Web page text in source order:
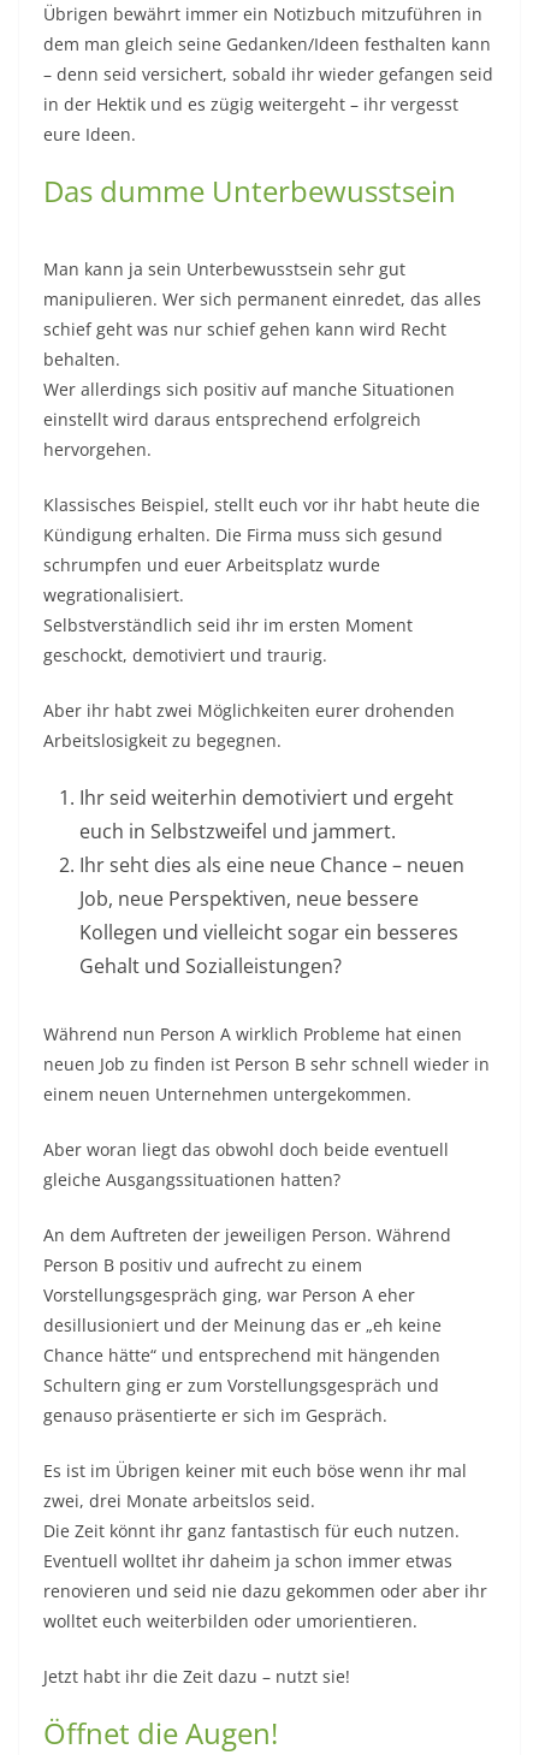
Übrigen bewährt immer ein Notizbuch mitzuführen in
dem man gleich seine Gedanken/Ideen festhalten kann
– denn seid versichert, sobald ihr wieder gefangen seid
in der Hektik und es zügig weitergeht – ihr vergesst
eure Ideen.
Das dumme Unterbewusstsein
Man kann ja sein Unterbewusstsein sehr gut
manipulieren. Wer sich permanent einredet, das alles
schief geht was nur schief gehen kann wird Recht
behalten.
Wer allerdings sich positiv auf manche Situationen
einstellt wird daraus entsprechend erfolgreich
hervorgehen.
Klassisches Beispiel, stellt euch vor ihr habt heute die
Kündigung erhalten. Die Firma muss sich gesund
schrumpfen und euer Arbeitsplatz wurde
wegrationalisiert.
Selbstverständlich seid ihr im ersten Moment
geschockt, demotiviert und traurig.
Aber ihr habt zwei Möglichkeiten eurer drohenden
Arbeitslosigkeit zu begegnen.
Ihr seid weiterhin demotiviert und ergeht
euch in Selbstzweifel und jammert.
Ihr seht dies als eine neue Chance – neuen
Job, neue Perspektiven, neue bessere
Kollegen und vielleicht sogar ein besseres
Gehalt und Sozialleistungen?
Während nun Person A wirklich Probleme hat einen
neuen Job zu finden ist Person B sehr schnell wieder in
einem neuen Unternehmen untergekommen.
Aber woran liegt das obwohl doch beide eventuell
gleiche Ausgangssituationen hatten?
An dem Auftreten der jeweiligen Person. Während
Person B positiv und aufrecht zu einem
Vorstellungsgespräch ging, war Person A eher
desillusioniert und der Meinung das er „eh keine
Chance hätte“ und entsprechend mit hängenden
Schultern ging er zum Vorstellungsgespräch und
genauso präsentierte er sich im Gespräch.
Es ist im Übrigen keiner mit euch böse wenn ihr mal
zwei, drei Monate arbeitslos seid.
Die Zeit könnt ihr ganz fantastisch für euch nutzen.
Eventuell wolltet ihr daheim ja schon immer etwas
renovieren und seid nie dazu gekommen oder aber ihr
wolltet euch weiterbilden oder umorientieren.
Jetzt habt ihr die Zeit dazu – nutzt sie!
Öffnet die Augen!